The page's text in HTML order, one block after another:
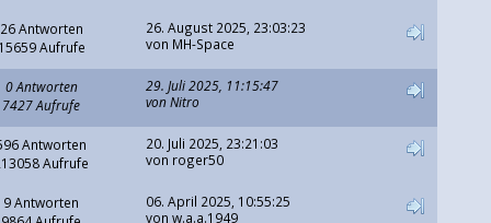
26 Antworten
Aufrufe
26. August 2025, 23:03:23
von MH-Space
0 Antworten
7427 Aufrufe
29. Juli 2025, 11:15:47
vonNitro
Antworten
Aufrufe
20. Juli 2025, 23:21:03
von roger50
9 Antworten
06. April 2025, 10:55:25
von w.a.a.1949